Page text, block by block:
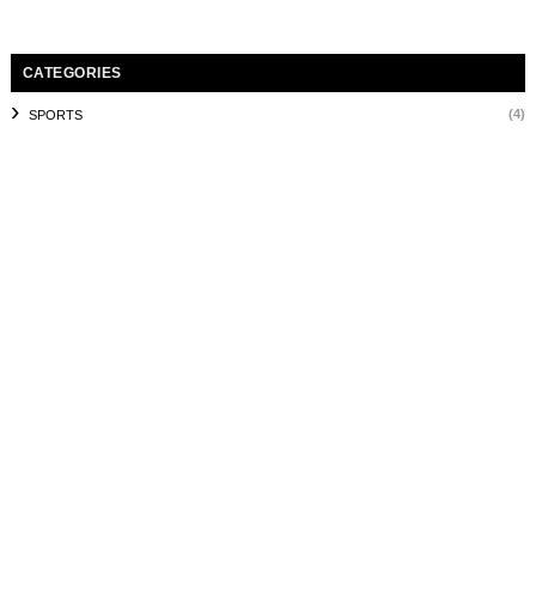
CATEGORIES
SPORTS (4)